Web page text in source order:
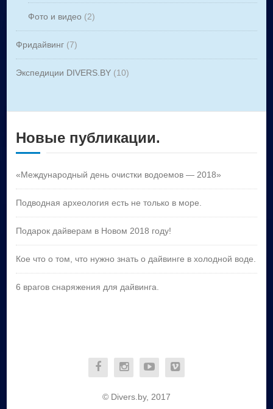
Фото и видео (2)
Фридайвинг (7)
Экспедиции DIVERS.BY (10)
Новые публикации.
«Международный день очистки водоемов — 2018»
Подводная археология есть не только в море.
Подарок дайверам в Новом 2018 году!
Кое что о том, что нужно знать о дайвинге в холодной воде.
6 врагов снаряжения для дайвинга.
© Divers.by, 2017